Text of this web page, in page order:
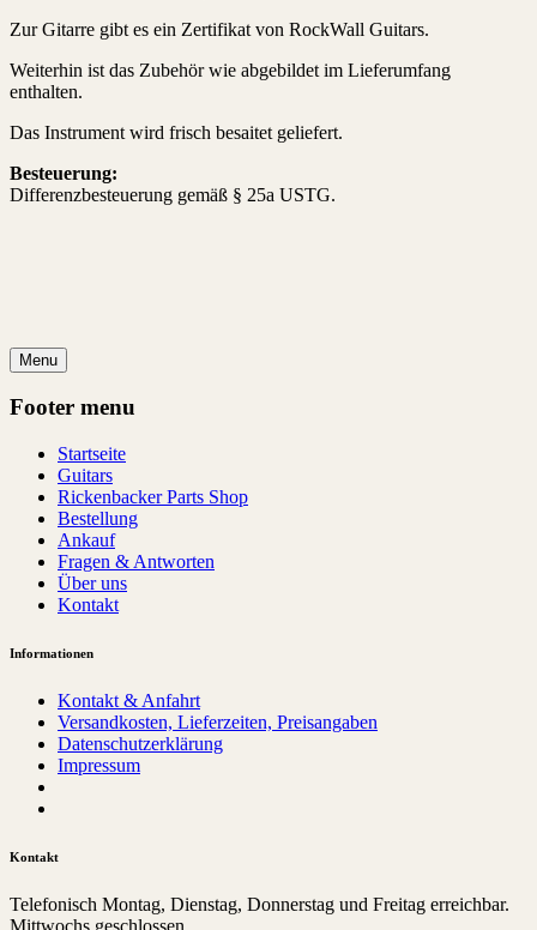
Zur Gitarre gibt es ein Zertifikat von RockWall Guitars.
Weiterhin ist das Zubehör wie abgebildet im Lieferumfang
enthalten.
Das Instrument wird frisch besaitet geliefert.
Besteuerung:
Differenzbesteuerung gemäß § 25a USTG.
Menu
Footer menu
Startseite
Guitars
Rickenbacker Parts Shop
Bestellung
Ankauf
Fragen & Antworten
Über uns
Kontakt
Informationen
Kontakt & Anfahrt
Versandkosten, Lieferzeiten, Preisangaben
Datenschutzerklärung
Impressum
Kontakt
Telefonisch Montag, Dienstag, Donnerstag und Freitag erreichbar.
Mittwochs geschlossen.